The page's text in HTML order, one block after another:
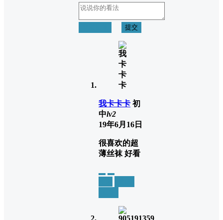
提交
我卡卡卡 初
中lv2
19年6月16日
很喜欢的超
薄丝袜 好看